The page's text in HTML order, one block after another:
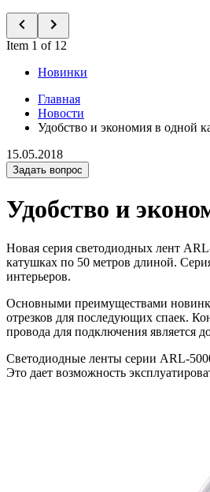
Item 1 of 12
Новинки
Главная
Новости
Удобство и экономия в одной
15.05.2018
Задать вопрос
Удобство и
Новая серия светодиодных лент
катушках по 50 метров длиной.
интерьеров.
Основными преимуществами новинки
отрезков для последующих спаек.
провода для подключения является
Светодиодные ленты серии ARL-
Это дает возможность